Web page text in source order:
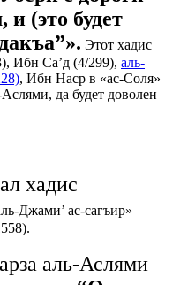
(это будет
Этот хадис
Ибн Са’д (4/299), аль-
, Ибн Наср в «ас-Соля»
да будет доволен
хадис
Джами’ ас-сагъир»
аль-Аслями